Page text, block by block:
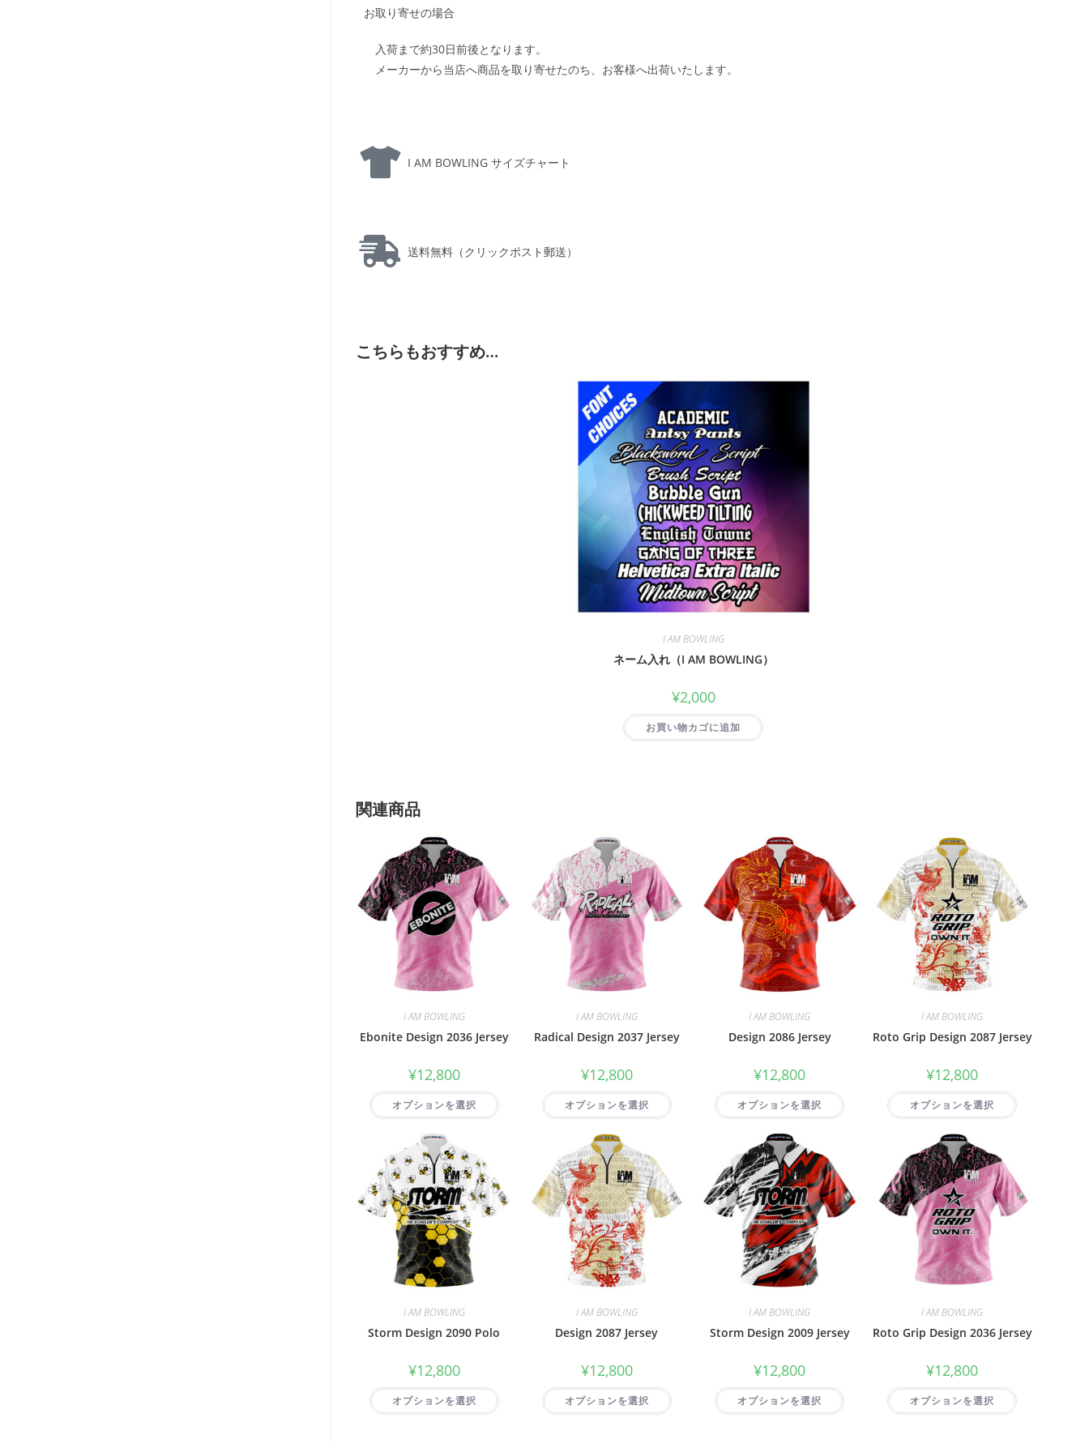
お取り寄せの場合
入荷まで約30日前後となります。
メーカーから当店へ商品を取り寄せたのち、お客様へ出荷いたします。
I AM BOWLING サイズチャート
送料無料（クリックポスト郵送）
こちらもおすすめ…
I AM BOWLING
ネーム入れ（I AM BOWLING）
¥2,000
お買い物カゴに追加
関連商品
I AM BOWLING
Ebonite Design 2036 Jersey
¥12,800
オプションを選択
I AM BOWLING
Radical Design 2037 Jersey
¥12,800
オプションを選択
I AM BOWLING
Design 2086 Jersey
¥12,800
オプションを選択
I AM BOWLING
Roto Grip Design 2087 Jersey
¥12,800
オプションを選択
I AM BOWLING
Storm Design 2090 Polo
¥12,800
オプションを選択
I AM BOWLING
Design 2087 Jersey
¥12,800
オプションを選択
I AM BOWLING
Storm Design 2009 Jersey
¥12,800
オプションを選択
I AM BOWLING
Roto Grip Design 2036 Jersey
¥12,800
オプションを選択